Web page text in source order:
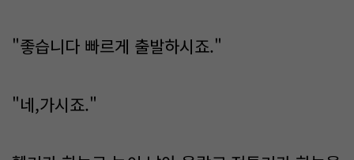
"좋습니다 빠르게 출발하시죠."
"네,가시죠."